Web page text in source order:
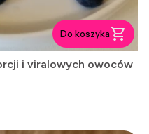
Do koszyka
i viralowych owoców